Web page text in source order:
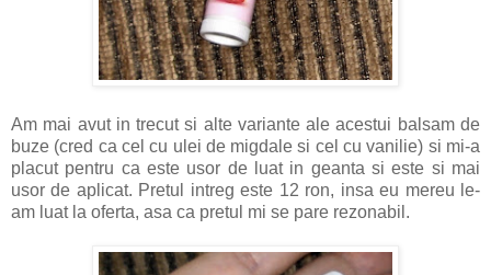
Am mai avut in trecut si alte variante ale acestui balsam de
buze (cred ca cel cu ulei de migdale si cel cu vanilie) si mi-a
placut pentru ca este usor de luat in geanta si este si mai
usor de aplicat. Pretul intreg este 12 ron, insa eu mereu le-
am luat la oferta, asa ca pretul mi se pare rezonabil.